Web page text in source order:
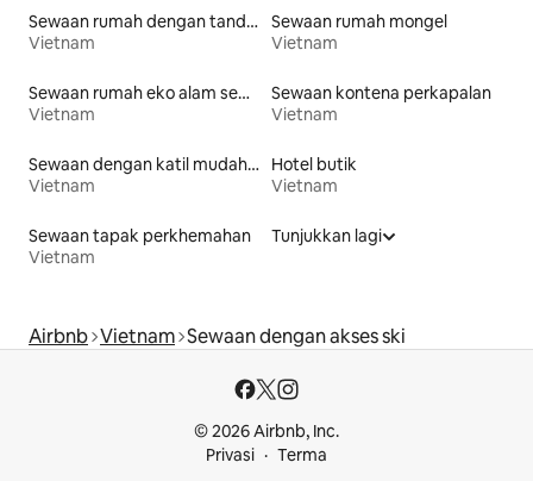
Sewaan rumah dengan tandas mudah diakses
Vietnam
Sewaan rumah mongel
Vietnam
Sewaan rumah eko alam semula jadi
Vietnam
Sewaan kontena perkapalan
Vietnam
Sewaan dengan katil mudah diakses
Vietnam
Hotel butik
Vietnam
Sewaan tapak perkhemahan
Vietnam
Tunjukkan lagi
Airbnb Vietnam Sewaan dengan akses ski
© 2026 Airbnb, Inc.
Privasi
Terma